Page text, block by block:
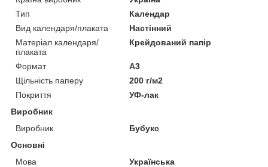
Тип
Календар
Вид календаря/плаката
Настінний
Матеріал календаря/
плаката
Крейдований папір
Формат
A3
Щільність паперу
200 г/м2
Покриття
УФ-лак
Виробник
Виробник
Бубукс
Основні
Мова
Українська